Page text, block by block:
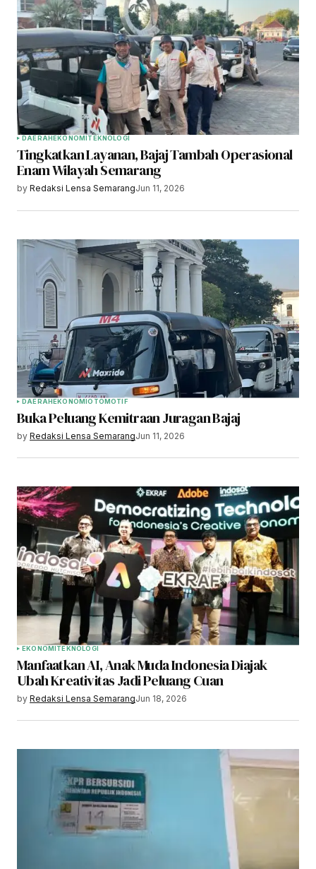
DAERAHEKONOMITEKNOLOGI
Tingkatkan Layanan, Bajaj Tambah Operasional
Enam Wilayah Semarang
by Redaksi Lensa SemarangJun 11, 2026
DAERAHEKONOMIOTOMOTIF
Buka Peluang Kemitraan Juragan Bajaj
by Redaksi Lensa SemarangJun 11, 2026
EKONOMITEKNOLOGI
Manfaatkan AI, Anak Muda Indonesia Diajak
Ubah Kreativitas Jadi Peluang Cuan
by Redaksi Lensa SemarangJun 18, 2026